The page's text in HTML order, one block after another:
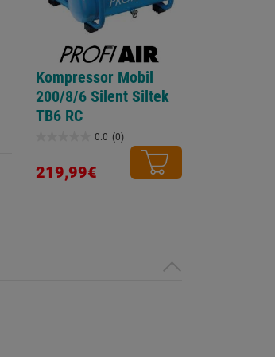
Kompressor Mobil
200/8/6 Silent Siltek
TB6 RC
0.0 (0)
von
219,99€